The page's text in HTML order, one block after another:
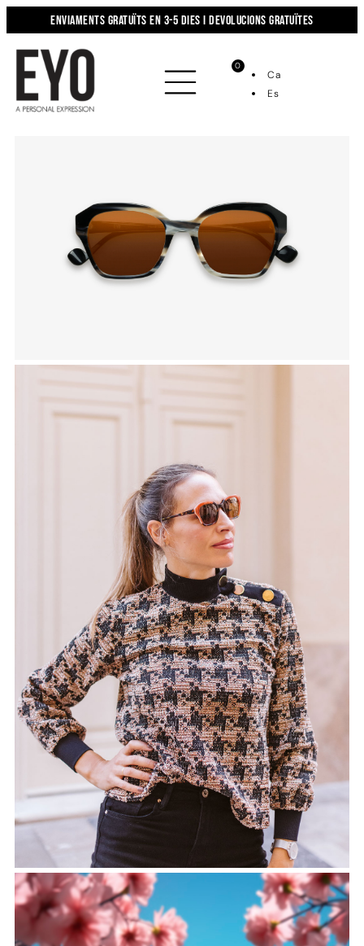
Enviaments gratuïts en 3-5 dies i devolucions gratuïtes
0
Ca
Es